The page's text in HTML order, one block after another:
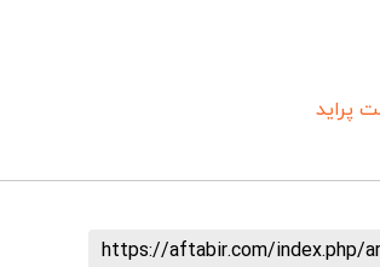
پراید
https://aftabir.com/index.php/